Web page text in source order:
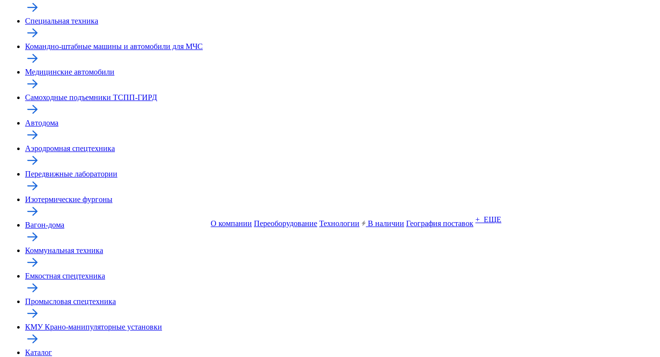
Специальная техника
Командно-штабные машины и автомобили для МЧС
Медицинские автомобили
Самоходные подъемники ТСПП-ГИРД
Автодома
Аэродромная спецтехника
Передвижные лаборатории
Изотермические фургоны
Вагон-дома
Коммунальная техника
Емкостная спецтехника
Промысловая спецтехника
КМУ Крано-манипуляторные установки
Каталог
О компании Переоборудование Технологии В наличии География поставок + ЕЩЕ